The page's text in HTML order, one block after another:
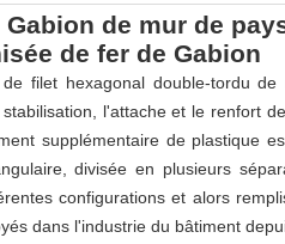
de mur de
de fer de Gabion
filet hexagonal double-tordu
l'attache et le renfort
supplémentaire de plastique
divisée en plusieurs
configurations et alors
dans l'industrie du bâtiment